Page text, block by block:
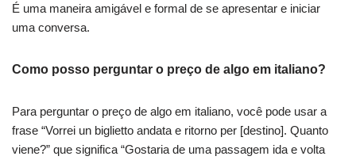
É uma maneira amigável e formal de se apresentar e iniciar
uma conversa.
Como posso perguntar o preço de algo em italiano?
Para perguntar o preço de algo em italiano, você pode usar a
frase “Vorrei un biglietto andata e ritorno per [destino]. Quanto
viene?” que significa “Gostaria de uma passagem ida e volta